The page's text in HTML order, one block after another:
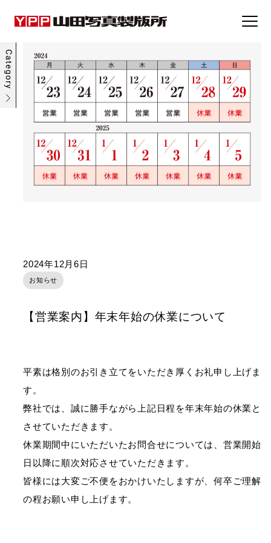
事例集
トピックス
企業情報
採用情報
2024年12月6日
お知らせ
【営業案内】年末年始の休業について
平素は格別のお引き立てをいただき厚くお礼申し上げま
す。
弊社では、誠に勝手ながら上記日程を年末年始の休業と
させていただきます。
休業期間中にいただいたお問合せについては、営業開始
日以降に順次対応させていただきます。
皆様には大変ご不便をおかけいたしますが、何卒ご理解
の程お願い申し上げます。